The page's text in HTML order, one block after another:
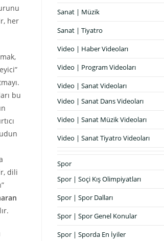
her
bu
dili
Sanat | Müzik
Sanat | Tiyatro
Video | Haber Videoları
Video | Program Videoları
Video | Sanat Videoları
Video | Sanat Dans Videoları
Video | Sanat Müzik Videoları
Video | Sanat Tiyatro Videoları
Spor
Spor | Soçi Kış Olimpiyatları
Spor | Spor Dalları
Spor | Spor Genel Konular
Spor | Sporda En İyiler